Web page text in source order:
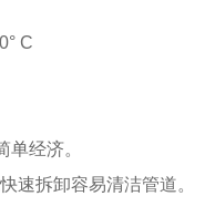
C
单经济。
速拆卸容易清洁管道。